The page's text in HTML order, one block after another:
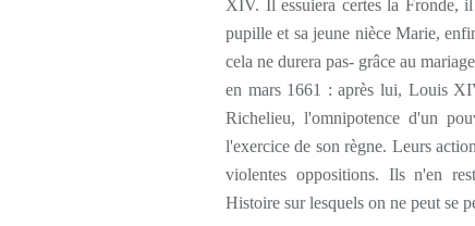
XIV. Il essuiera certes la Fronde,
pupille et sa jeune nièce Marie,
cela ne durera pas- grâce au
en mars 1661 : après lui, Louis
Richelieu, l'omnipotence d'un
l'exercice de son règne. Leurs
violentes oppositions. Ils n'en
Histoire sur lesquels on ne peut se